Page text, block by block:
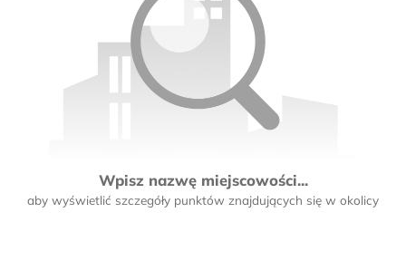
Wpisz nazwę miejscowości...
aby wyświetlić szczegóły punktów znajdujących się w okolicy